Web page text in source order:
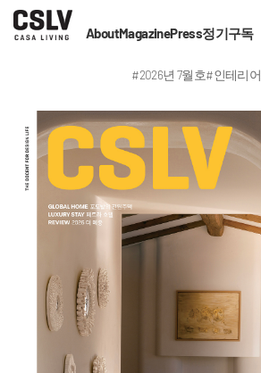
AboutMagazinePress정기구독
#2026년 7월호#인테리어